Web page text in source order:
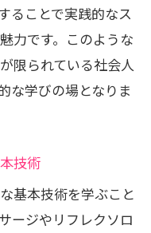
的な学習環境
ト通信講座でス
中学習法
継続法
ることで実践的なス
力です。このような
限られている社会人
な学びの場となりま
技術
基本技術を学ぶこと
ージやリフレクソロ